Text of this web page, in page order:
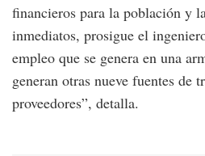
financieros para la población y
inmediatos, prosigue el
empleo que se genera en una
generan otras nueve fuentes de
proveedores”, detalla.